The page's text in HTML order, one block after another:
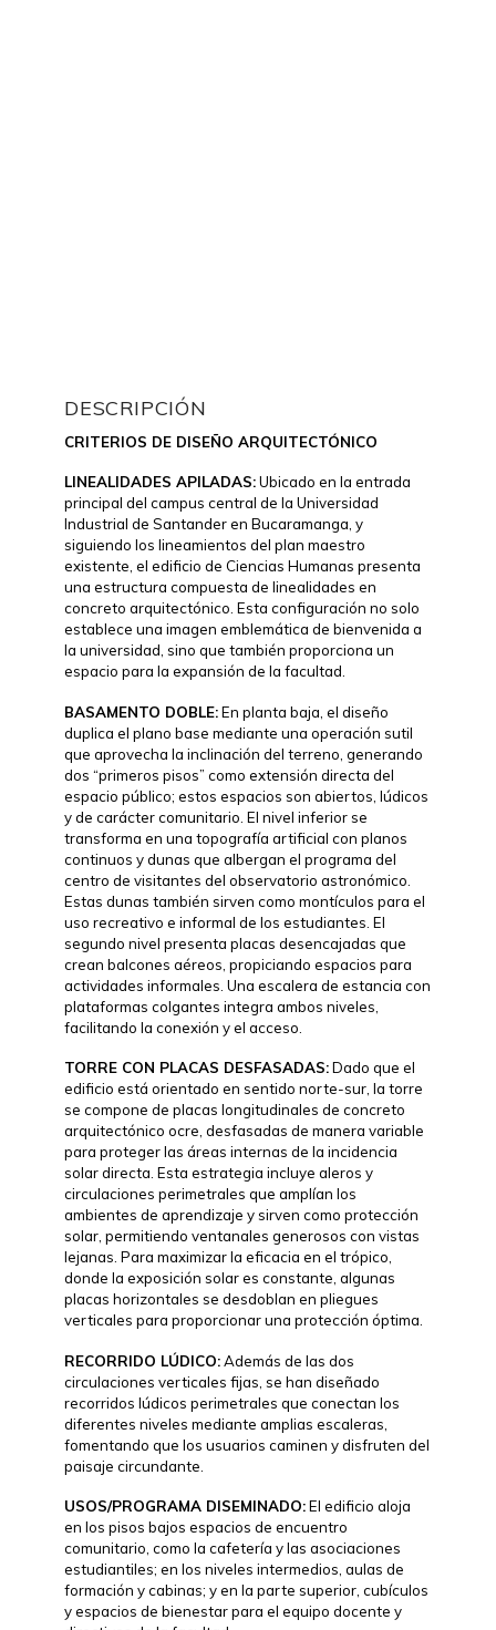
DESCRIPCIÓN
CRITERIOS DE DISEÑO ARQUITECTÓNICO
LINEALIDADES APILADAS:Ubicado en la entrada
principal del campus central de la Universidad
Industrial de Santander en Bucaramanga, y
siguiendo los lineamientos del plan maestro
existente, el edificio de Ciencias Humanas presenta
una estructura compuesta de linealidades en
concreto arquitectónico. Esta configuración no solo
establece una imagen emblemática de bienvenida a
la universidad, sino que también proporciona un
espacio para la expansión de la facultad.
BASAMENTO DOBLE:En planta baja, el diseño
duplica el plano base mediante una operación sutil
que aprovecha la inclinación del terreno, generando
dos “primeros pisos” como extensión directa del
espacio público; estos espacios son abiertos, lúdicos
y de carácter comunitario. El nivel inferior se
transforma en una topografía artificial con planos
continuos y dunas que albergan el programa del
centro de visitantes del observatorio astronómico.
Estas dunas también sirven como montículos para el
uso recreativo e informal de los estudiantes. El
segundo nivel presenta placas desencajadas que
crean balcones aéreos, propiciando espacios para
actividades informales. Una escalera de estancia con
plataformas colgantes integra ambos niveles,
facilitando la conexión y el acceso.
TORRE CON PLACAS DESFASADAS:Dado que el
edificio está orientado en sentido norte-sur, la torre
se compone de placas longitudinales de concreto
arquitectónico ocre, desfasadas de manera variable
para proteger las áreas internas de la incidencia
solar directa. Esta estrategia incluye aleros y
circulaciones perimetrales que amplían los
ambientes de aprendizaje y sirven como protección
solar, permitiendo ventanales generosos con vistas
lejanas. Para maximizar la eficacia en el trópico,
donde la exposición solar es constante, algunas
placas horizontales se desdoblan en pliegues
verticales para proporcionar una protección óptima.
RECORRIDO LÚDICO:Además de las dos
circulaciones verticales fijas, se han diseñado
recorridos lúdicos perimetrales que conectan los
diferentes niveles mediante amplias escaleras,
fomentando que los usuarios caminen y disfruten del
paisaje circundante.
USOS/PROGRAMA DISEMINADO:El edificio aloja
en los pisos bajos espacios de encuentro
comunitario, como la cafetería y las asociaciones
estudiantiles; en los niveles intermedios, aulas de
formación y cabinas; y en la parte superior, cubículos
y espacios de bienestar para el equipo docente y